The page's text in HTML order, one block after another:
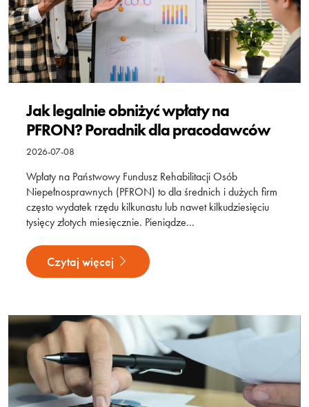
Jak legalnie obniżyć wpłaty na
PFRON? Poradnik dla pracodawców
2026-07-08
Wpłaty na Państwowy Fundusz Rehabilitacji Osób
Niepełnosprawnych (PFRON) to dla średnich i dużych firm
często wydatek rzędu kilkunastu lub nawet kilkudziesięciu
tysięcy złotych miesięcznie. Pieniądze…
Czytaj więcej